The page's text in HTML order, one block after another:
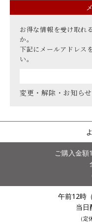
お得な情報を受け取れ
か。
下記にメールアドレス
い。
変更・解除・お知ら
ご購入金
午前12時
当日
（